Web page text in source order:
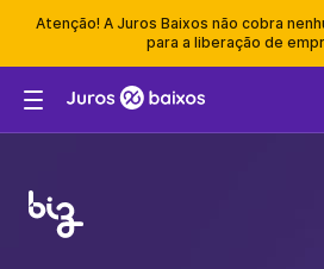
Atenção! A Juros Baixos não cobra
para a liberação de